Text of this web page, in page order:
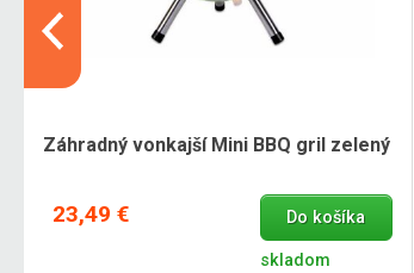
Záhradný vonkajší Mini BBQ gril zelený
23,49 € Do košíka
skladom